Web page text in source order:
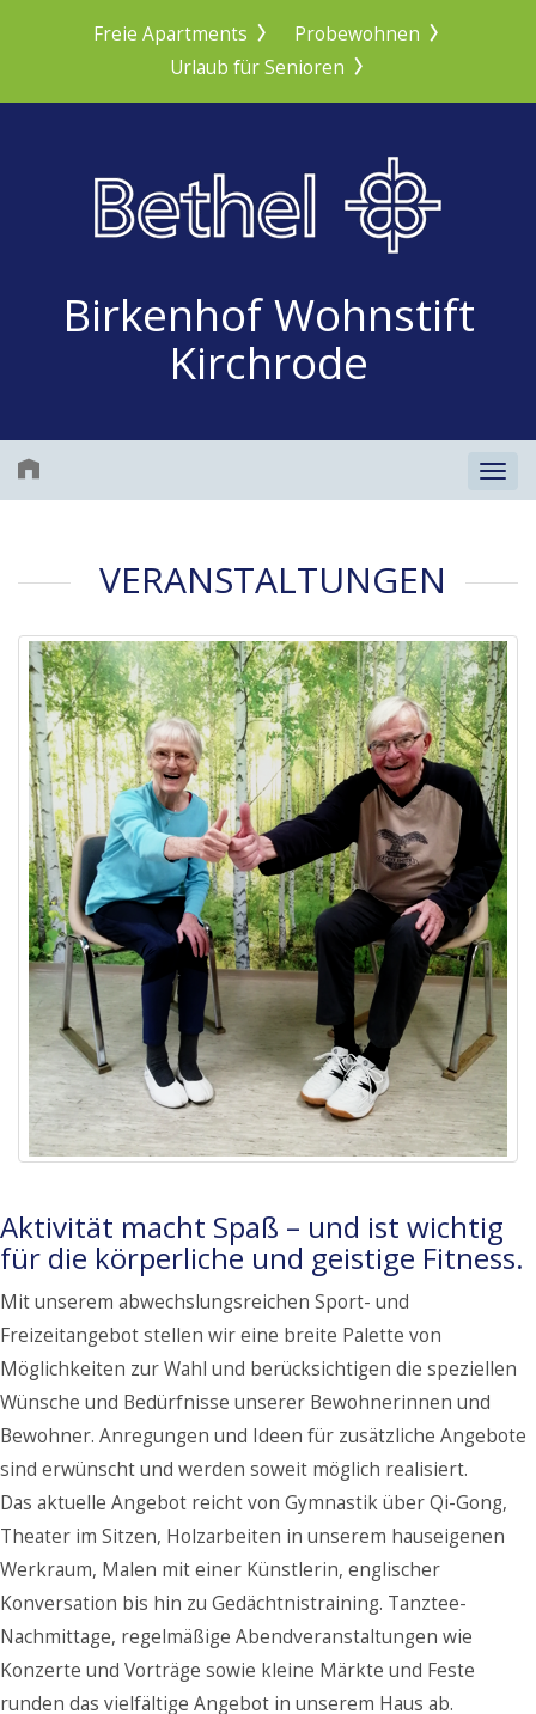
Freie Apartments
Probewohnen
Urlaub für Senioren
Birkenhof Wohnstift
Kirchrode
VERANSTALTUNGEN
Aktivität macht Spaß – und ist wichtig
für die körperliche und geistige Fitness.
Mit unserem abwechslungsreichen Sport- und
Freizeitangebot stellen wir eine breite Palette von
Möglichkeiten zur Wahl und berücksichtigen die speziellen
Wünsche und Bedürfnisse unserer Bewohnerinnen und
Bewohner. Anregungen und Ideen für zusätzliche Angebote
sind erwünscht und werden soweit möglich realisiert.
Das aktuelle Angebot reicht von Gymnastik über Qi-Gong,
Theater im Sitzen, Holzarbeiten in unserem hauseigenen
Werkraum, Malen mit einer Künstlerin, englischer
Konversation bis hin zu Gedächtnistraining. Tanztee-
Nachmittage, regelmäßige Abendveranstaltungen wie
Konzerte und Vorträge sowie kleine Märkte und Feste
runden das vielfältige Angebot in unserem Haus ab.